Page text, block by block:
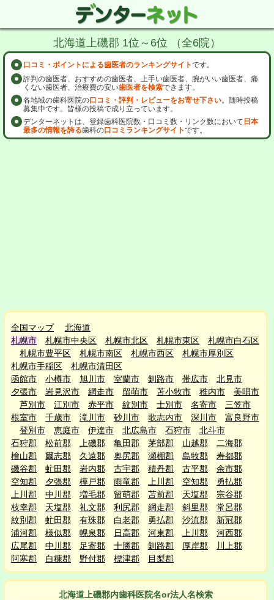
北海道上磯郡 1位～6位 （全6院）
口コミ・ポイントによる歯医者のランキングサイトです。
評判の歯医者、おすすめの歯医者、上手い歯医者、腕がいい歯医者、痛
くない歯医者、治療費の安い歯医者を検索できます。
各地域の歯科医院の口コミ・評判・レビューをお寄せ下さい。随時投稿
募集中です。皆様の投稿で成り立っています。
デンターネットは、登録歯科医院数・口コミ数・リンク数において 日本
最多の情報を誇る歯科の口コミランキングサイトです。
全国マップ
北海道
札幌市
札幌市中央区 札幌市北区 札幌市東区
札幌市白石区
札幌市豊平区
札幌市南区 札幌市西区
札幌市厚別区
札幌市手稲区
札幌市清田区
函館市
小樽市 旭川市 室蘭市 釧路市 帯広市
北見市
夕張市
岩見沢市 網走市 留萌市 苫小牧市 稚内市
美唄市
芦別市
江別市 赤平市 紋別市 士別市 名寄市
三笠市
根室市
千歳市 滝川市 砂川市 歌志内市 深川市
富良野市
登別市
恵庭市 伊達市 北広島市 石狩市
北斗市
石狩郡
松前郡 上磯郡 亀田郡 茅部郡 山越郡
二海郡
檜山郡
爾志郡 久遠郡 奥尻郡 瀬棚郡 島牧郡
寿都郡
磯谷郡
虻田郡 岩内郡 古宇郡 積丹郡 古平郡
余市郡
空知郡
夕張郡 樺戸郡 雨竜郡 上川郡 空知郡
勇払郡
上川郡
中川郡 増毛郡 留萌郡 苫前郡 天塩郡
宗谷郡
枝幸郡
天塩郡 礼文郡 利尻郡 網走郡 斜里郡
常呂郡
紋別郡
虻田郡 有珠郡 白老郡 勇払郡 沙流郡
新冠郡
浦河郡
様似郡 幌泉郡 日高郡 河東郡 上川郡
河西郡
広尾郡
中川郡 足寄郡 十勝郡 釧路郡 厚岸郡
川上郡
阿寒郡
白糠郡 野付郡 標津郡 目梨郡
北海道上磯郡内歯科医院名or法人名検索